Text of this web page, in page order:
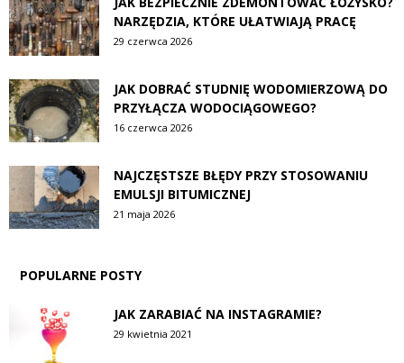
NARZĘDZIA, KTÓRE UŁATWIAJĄ PRACĘ
29 czerwca 2026
JAK DOBRAĆ STUDNIĘ WODOMIERZOWĄ DO
PRZYŁĄCZA WODOCIĄGOWEGO?
16 czerwca 2026
NAJCZĘSTSZE BŁĘDY PRZY STOSOWANIU
EMULSJI BITUMICZNEJ
21 maja 2026
POPULARNE POSTY
JAK ZARABIAĆ NA INSTAGRAMIE?
29 kwietnia 2021